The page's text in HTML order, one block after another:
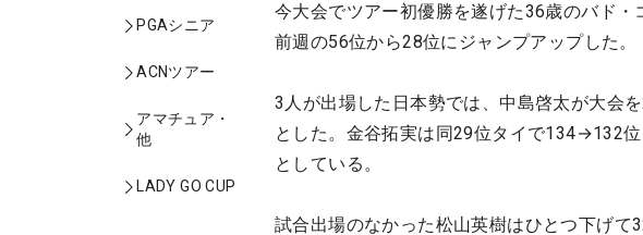
PGAシニア
ACNツアー
アマチュア・
他
LADY GO CUP
今大会でツアー初優勝を遂げた36歳のバド・
前週の56位から28位にジャンプアップした。
3人が出場した日本勢では、中島啓太が大会
とした。金谷拓実は同29位タイで134→132
としている。
試合出場のなかった松山英樹はひとつ下げ